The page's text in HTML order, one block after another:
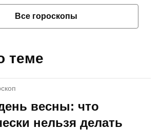
Все гороскопы
теме
весны: что
нельзя делать